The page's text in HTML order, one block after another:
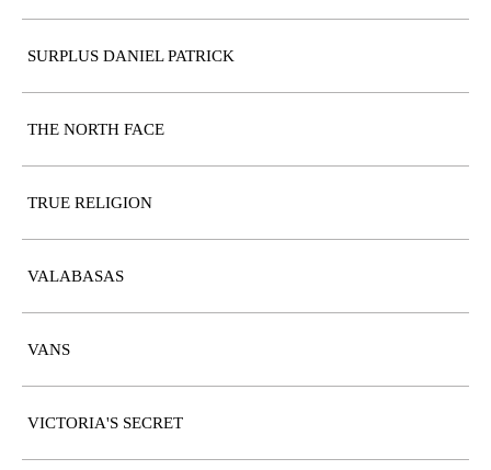
SURPLUS DANIEL PATRICK
THE NORTH FACE
TRUE RELIGION
VALABASAS
VANS
VICTORIA'S SECRET